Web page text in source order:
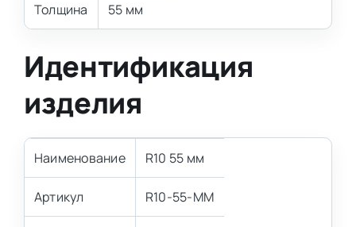
Толщина 55 мм
Идентификация
изделия
Наименование R10 55 мм
Артикул R10-55-MM